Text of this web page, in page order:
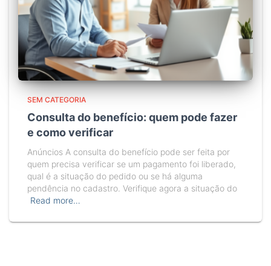
SEM CATEGORIA
Consulta do benefício: quem pode fazer
e como verificar
Anúncios A consulta do benefício pode ser feita por
quem precisa verificar se um pagamento foi liberado,
qual é a situação do pedido ou se há alguma
pendência no cadastro. Verifique agora a situação do
Read more…